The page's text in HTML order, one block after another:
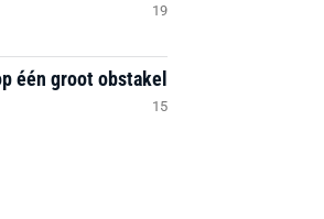
19
één groot obstakel
15